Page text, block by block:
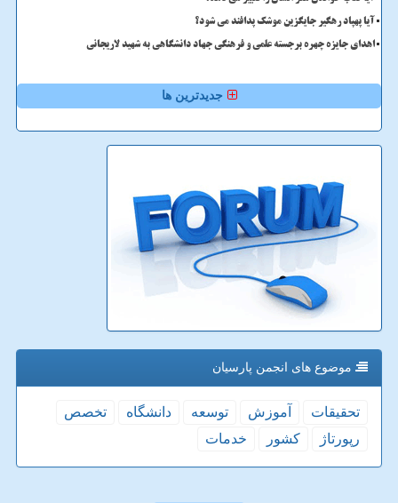
آیا پهپاد رهگیر جایگزین موشک پدافند می شود؟
اهدای جایزه چهره برجسته علمی و فرهنگی جهاد دانشگاهی به شهید لاریجانی
جدیدترین ها
موضوع های انجمن پارسیان
تحقیقات آموزش توسعه دانشگاه
تخصص
رپورتاژ
كشور خدمات